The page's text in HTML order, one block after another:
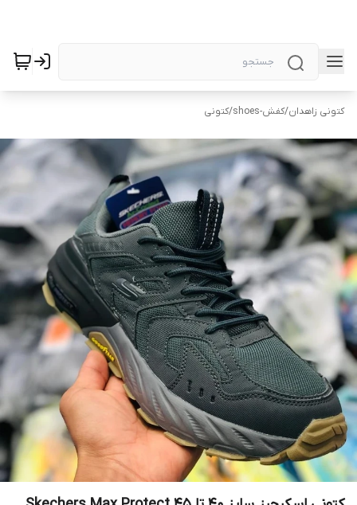
کتونی زاهدان/کفش-shoes /کتونی